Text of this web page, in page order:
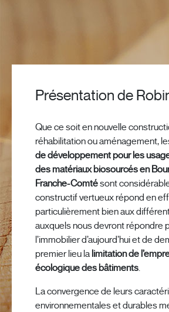
Présentation de
Que ce soit en nouvelle
réhabilitation ou aménagement,
de développement pour les
des matériaux biosourcés en
Franche-Comtésont
constructif vertueux répond en
particulièrement bien aux
auxquels nous devront répondre
l’immobilier d’aujourd’hui et de
premier lieu la limitation de
écologique des bâtiments.
La convergence de leurs
environnementales et durables